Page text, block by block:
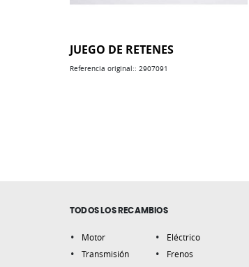
JUEGO DE RETENES
Referencia original:: 2907091
TODOS LOS RECAMBIOS
Motor
Eléctrico
Transmisión
Frenos